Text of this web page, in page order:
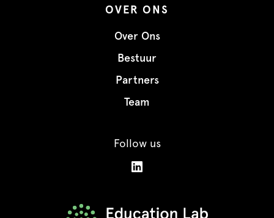
OVER ONS
Over Ons
Bestuur
Partners
Team
Follow us